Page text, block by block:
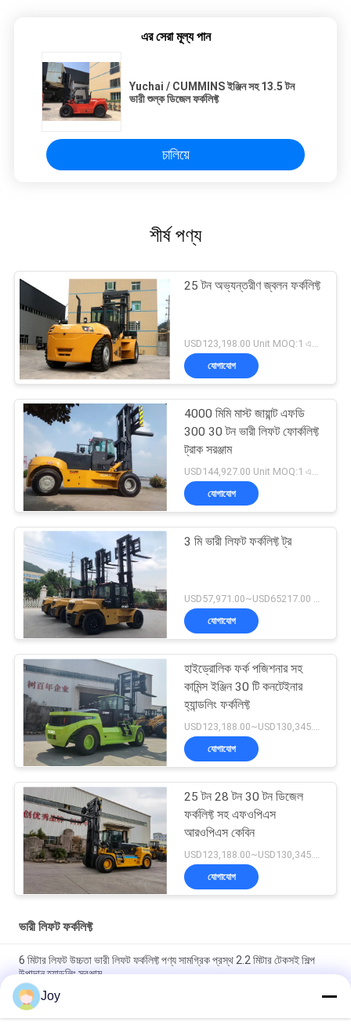
এর সেরা মূল্য পান
Yuchai / CUMMINS ইঞ্জিন সহ 13.5 টন
ভারী শুল্ক ডিজেল ফর্কলিফ্ট
চালিয়ে
শীর্ষ পণ্য
25 টন অভ্যন্তরীণ জ্বলন ফর্কলিফ্ট
যোগাযোগ
4000 মিমি মাস্ট জায়ান্ট এফডি
300 30 টন ভারী লিফট ফোর্কলিফ্ট
ট্রাক সরঞ্জাম
যোগাযোগ
3 মি ভারী লিফট ফর্কলিফ্ট ট্র
USD57,971.00~USD65217.00 unit MOQ:1 একক
যোগাযোগ
হাইড্রোলিক ফর্ক পজিশনার সহ
কামিন্স ইঞ্জিন 30 টি কনটেইনার
হ্যান্ডলিং ফর্কলিফ্ট
USD123,188.00~USD130,345.00/ Unit MOQ:1 একক
যোগাযোগ
25 টন 28 টন 30 টন ডিজেল
ফর্কলিফ্ট সহ এফওপিএস
আরওপিএস কেবিন
যোগাযোগ
ভারী লিফট ফর্কলিফ্ট
6 মিটার লিফট উচ্চতা ভারী লিফট ফর্কলিফ্ট পণ্য সামগ্রিক প্রস্থ 2.2 মিটার টেকসই শিল্প
উপাদান হ্যান্ডলিং সরঞ্জাম
বক্স টাইপ ইনার আউটার মাস্ট কাউন্টারব্যালেন্স ফর্কলিফ্ট সামগ্রিক আকার
৭২০০x২৫৫০x৩৪৬০মিমি গুদামঘরের জন্য হেভি ডিউটি ​​লিফটিং ভেহিকেল
Joy